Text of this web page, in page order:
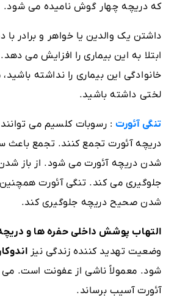
که دریچه چهار گوش نامیده می شود.
داشتن یک والدین یا خواهر و برادر
ابتلا به این بیماری را افزایش می
خانوادگی این بیماری را نداشته
لختی داشته باشید.
تنگی آئورت : رسوبات کلسیم می
دریچه آئورت تجمع کنند. تجمع
شدن دریچه آئورت می شود. از باز
جلوگیری می کند. تنگی آئورت
شدن صحیح دریچه جلوگیری کند.
التهاب پوشش داخلی حفره ها و
وضعیت تهدید کننده زندگی نیز
شود. معمولاً ناشی از عفونت است. می
آئورت آسیب برساند.